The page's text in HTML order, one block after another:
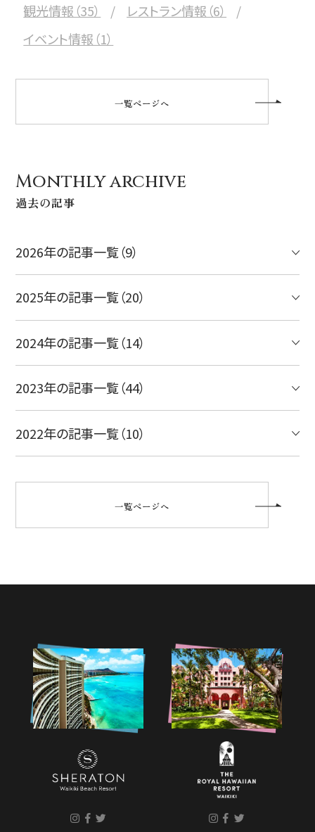
観光情報（35）
レストラン情報（6）
イベント情報（1）
一覧ページへ
Monthly archive
過去の記事
2026年の記事一覧（9）
2025年の記事一覧（20）
2024年の記事一覧（14）
2023年の記事一覧（44）
2022年の記事一覧（10）
一覧ページへ